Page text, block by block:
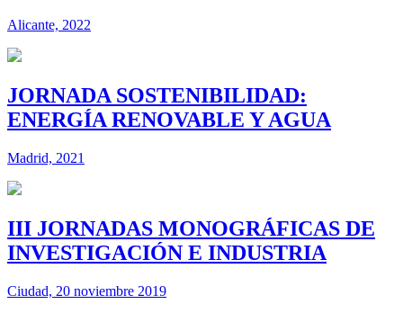
Alicante, 2022
JORNADA SOSTENIBILIDAD:
ENERGÍA RENOVABLE Y AGUA
Madrid, 2021
III JORNADAS MONOGRÁFICAS DE
INVESTIGACIÓN E INDUSTRIA
Ciudad, 20 noviembre 2019